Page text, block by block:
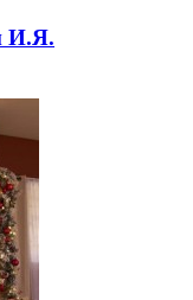
И.Я.